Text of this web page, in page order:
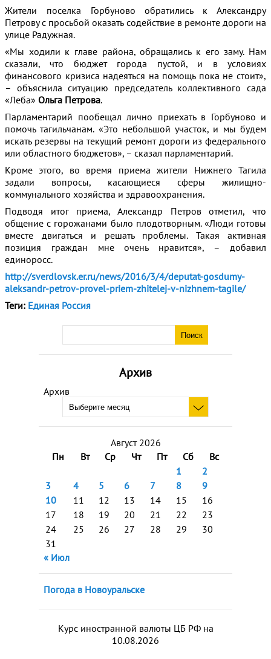
Архив
Архив
Август 2026
Пн
Вт Ср Чт Пт Сб
Вс
1
2
3
4 5 6 7 8
9
10
11 12 13 14 15
16
17
18 19 20 21 22
23
24
25 26 27 28 29
30
31
« Июл
Погода в Новоуральске
Курс иностранной валюты ЦБ РФ на
10.08.2026
Жители поселка Горбуново обратились к Александру
Петрову с просьбой оказать содействие в ремонте дороги на
улице Радужная.
«Мы ходили к главе района, обращались к его заму. Нам
сказали, что бюджет города пустой, и в условиях
финансового кризиса надеяться на помощь пока не стоит»,
– объяснила ситуацию председатель коллективного сада
«Леба» Ольга Петрова.
Парламентарий пообещал лично приехать в Горбуново и
помочь тагильчанам. «Это небольшой участок, и мы будем
искать резервы на текущий ремонт дороги из федерального
или областного бюджетов», – сказал парламентарий.
Кроме этого, во время приема жители Нижнего Тагила
задали вопросы, касающиеся сферы жилищно-
коммунального хозяйства и здравоохранения.
Подводя итог приема, Александр Петров отметил, что
общение с горожанами было плодотворным. «Люди готовы
вместе двигаться и решать проблемы. Такая активная
позиция граждан мне очень нравится», – добавил
единоросс.
http://sverdlovsk.er.ru/news/2016/3/4/deputat-gosdumy-
aleksandr-petrov-provel-priem-zhitelej-v-nizhnem-tagile/
Теги: Единая Россия